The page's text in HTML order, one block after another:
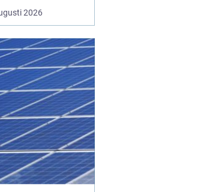
där rörens
dokumenteras i
skador,
och
i tid, så att
reparation
kan
smart i...
2026